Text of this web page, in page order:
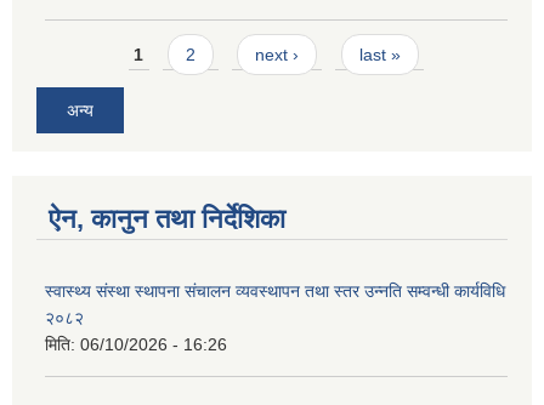
Pages1 2 next › last »
अन्य
ऐन, कानुन तथा निर्देशिका
स्वास्थ्य संस्था स्थापना संचालन व्यवस्थापन तथा स्तर उन्नति सम्वन्धी कार्यविधि
२०८२
मिति: 06/10/2026 - 16:26